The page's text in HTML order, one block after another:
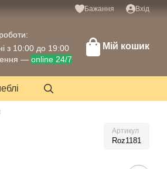
Бажання Вхід
з 10:00 до 19:00
— online 24/7
Мій кошик
Артикул
Roz1181